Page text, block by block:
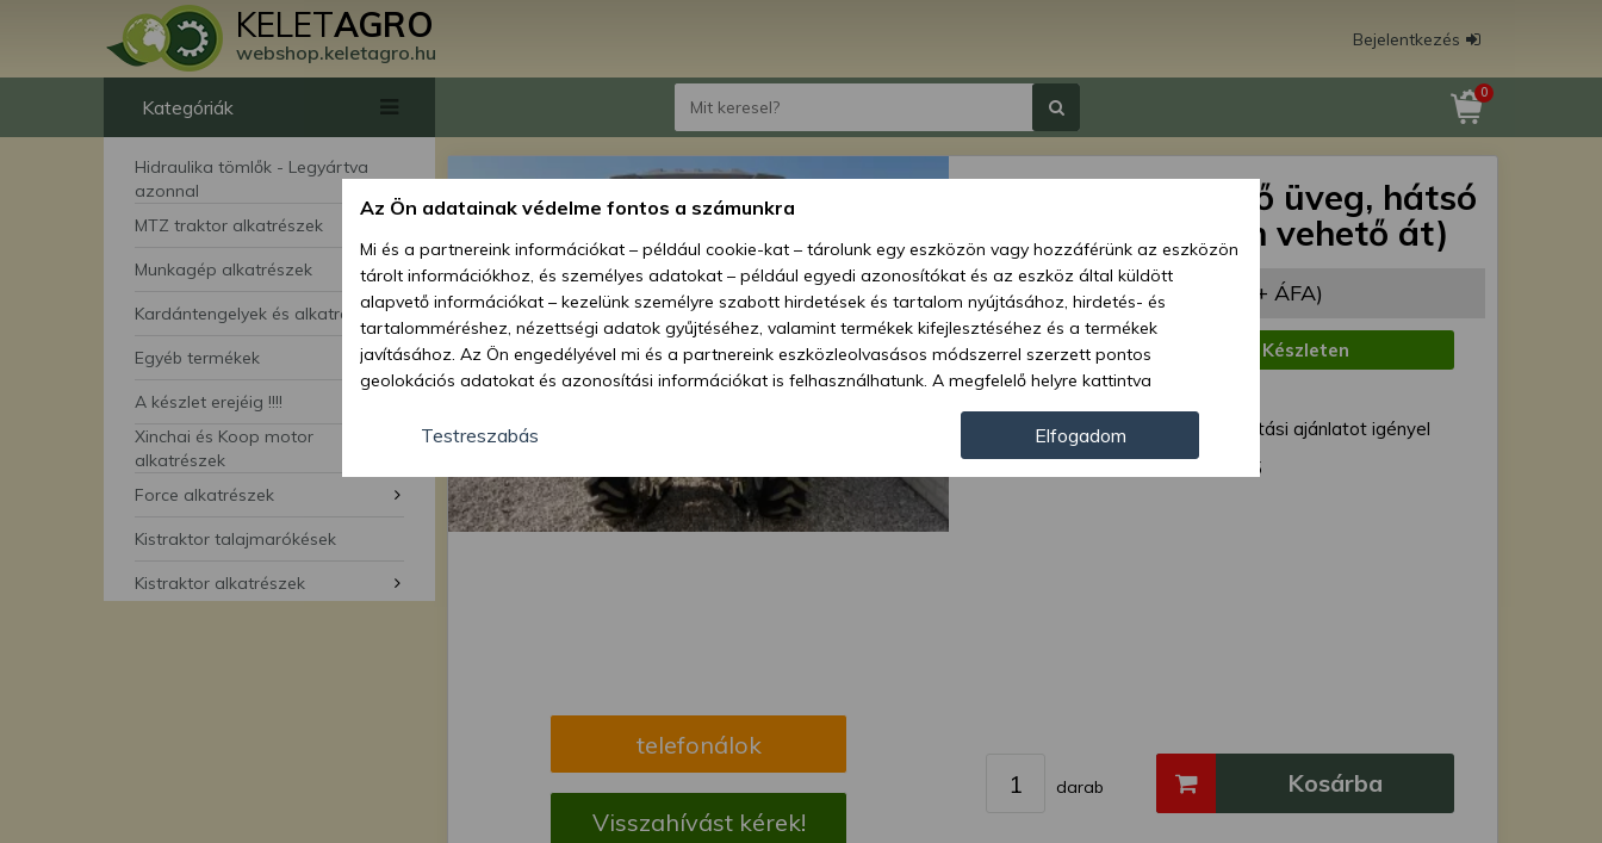
KELETAGRO
webshop.keletagro.hu
Bejelentkezés
Kategóriák
Hidraulika tömlők - Legyártva
azonnal
MTZ traktor alkatrészek
Munkagép alkatrészek
Kardántengelyek és alkatrészei
Egyéb termékek
A készlet erejéig !!!!
Xinchai és Koop motor
alkatrészek
Force alkatrészek
Kistraktor talajmarókések
Kistraktor alkatrészek
0
telefonálok
Visszahívást kérek!
Force 450 szélvédő üveg, hátsó
(csak személyesen vehető át)
Ár: 83 880 Ft (66 047 Ft + ÁFA)
Elérhetőség:
Készleten
Szállítás:
Szállítási mód:
Egyedi szállítási ajánlatot igényel
Force 44115
darab Kosárba
Az Ön adatainak védelme fontos a számunkra
Mi és a partnereink információkat – például cookie-kat – tárolunk egy eszközön vagy hozzáférünk az eszközön
tárolt információkhoz, és személyes adatokat – például egyedi azonosítókat és az eszköz által küldött
alapvető információkat – kezelünk személyre szabott hirdetések és tartalom nyújtásához, hirdetés- és
tartalomméréshez, nézettségi adatok gyűjtéséhez, valamint termékek kifejlesztéséhez és a termékek
javításához. Az Ön engedélyével mi és a partnereink eszközleolvasásos módszerrel szerzett pontos
geolokációs adatokat és azonosítási információkat is felhasználhatunk. A megfelelő helyre kattintva
hozzájárulhat ahhoz, hogy mi és a partnereink a fent leírtak szerint adatkezelést végezzünk. Másik
lehetőségként a hozzájárulás megadása vagy elutasítása előtt részletesebb információkhoz juthat, és
megváltoztathatja beállításait. Felhívjuk figyelmét, hogy személyes adatainak bizonyos kezeléséhez nem
feltétlenül szükséges az Ön hozzájárulása, de jogában áll tiltakozni az ilyen jellegű adatkezelés ellen. A
beállításai csak erre a weboldalra érvényesek. Erre a webhelyre visszatérve vagy az adatvédelmi szabályzatunk
segítségével bármikor megváltoztathatja a beállításait.
Testreszabás Elfogadom